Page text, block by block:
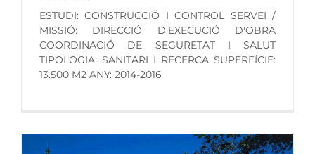
ESTUDI: CONSTRUCCIÓ I CONTROL SERVEI /
MISSIÓ: DIRECCIÓ D'EXECUCIÓ D'OBRA
COORDINACIÓ DE SEGURETAT I SALUT
TIPOLOGIA: SANITARI I RECERCA SUPERFÍCIE:
13.500 M2 ANY: 2014-2016